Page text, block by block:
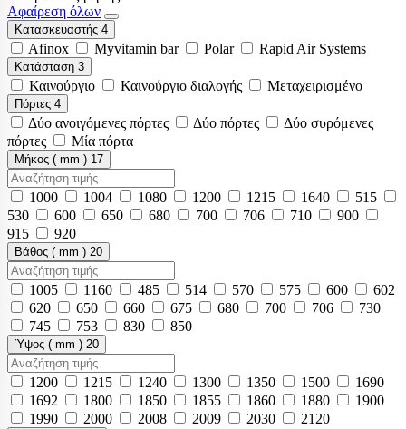
Αφαίρεση όλων
Κατασκευαστής 4
Afinox Myvitamin bar Polar Rapid Air Systems
Κατάσταση 3
Καινούργιο Καινούργιο διαλογής Μεταχειρισμένο
Πόρτες 4
Δύο ανοιγόμενες πόρτες Δύο πόρτες
Δύο συρόμενες
πόρτες
Μία πόρτα
Μήκος ( mm ) 17
1000 1004 1080 1200 1215 1640
515
530
600 650 680 700 706 710
900
915
920
Βάθος ( mm ) 20
1005 1160 485 514 570 575 600
602
620
650 660 675 680 700 706
730
745
753 830 850
Ύψος ( mm ) 20
1200 1215 1240 1300 1350 1500
1690
1692
1800 1850 1855 1860 1880
1900
1990
2000 2008 2009 2030 2120